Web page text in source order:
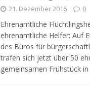
21. Dezember 2016 0
Ehrenamtliche
ehrenamtliche Helfer: Auf
des Büros für
trafen sich jetzt über 50
gemeinsamen Frühstück